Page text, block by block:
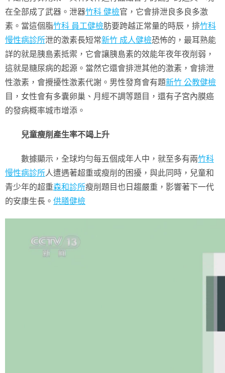
在全部成了武器。泄器竹科 健檢官，它會排泄良多良多激
素。當這個脂竹科 員工健檢肪要跨越正常量的時辰，排竹科
慢性病診所泄的激素長短常新竹 成人健檢恐怖的，最耳熟能
詳的就是胰島素抵禦，它會讓胰島素的效能年夜年夜削弱，
這就是糖尿病的起源。當然它還會排泄其他的激素，會排泄
性激素，會攪擾性激素代謝。男性發育會有題新竹 公教健檢
目，女性會有多囊卵巢、月經不調等題目，還有子宮內膜癌
的發病概率城市增添。
兒童瘦削產生率不竭上升
數據顯示，全球均勻每五個成年人中，就至多有兩竹科
慢性病診所人遭遇著超重或瘦削的困擾，與此同時，兒童和
青少年的超重森和診所瘦削題目也日趨嚴重，影響著下一代
的安康生長。 供膳健檢